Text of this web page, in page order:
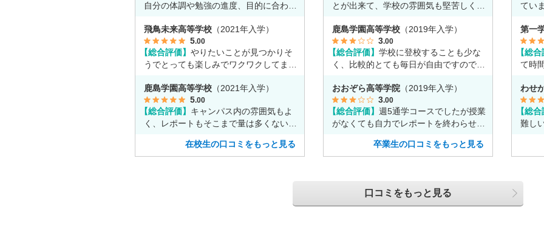
自分の体調や勉強の進度、目的に合わせ
飛鳥未来高等学校 （2021年入学）
5.00
【総合評価】 やりたいことが見つかりそ
うでとっても楽しみでワクワクしてま
鹿島学園高等学校 （2021年入学）
5.00
【総合評価】 キャンパス内の雰囲気もよ
く、レポートもそこまで量は多くないの
在校生の口コミをもっと見る
とが出来て、学校の雰囲気も堅苦しくな
鹿島学園高等学校 （2019年入学）
3.00
【総合評価】 学校に登校することも少な
く、比較的とても毎日が自由ですのでア
おおぞら高等学院 （2019年入学）
3.00
【総合評価】 週5通学コースでしたが授業
がなくても自力でレポートを終わらせる
卒業生の口コミをもっと見る
てい
第一
【総合
て時
わせ
【総合
難し
口コミをもっと見る